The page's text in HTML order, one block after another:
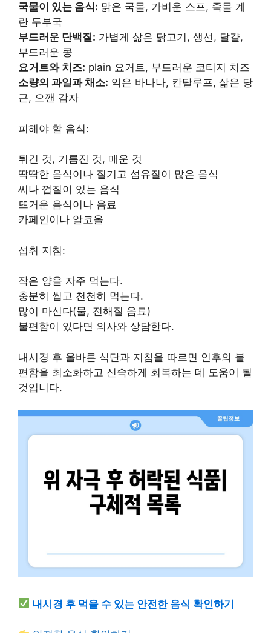
국물이 있는 음식: 맑은 국물, 가벼운 스프, 죽물 계
란 두부국
부드러운 단백질: 가볍게 삶은 닭고기, 생선, 달걀,
부드러운 콩
요거트와 치즈: plain 요거트, 부드러운 코티지 치즈
소량의 과일과 채소: 익은 바나나, 칸탈루프, 삶은 당
근, 으깬 감자
피해야 할 음식:
튀긴 것, 기름진 것, 매운 것
딱딱한 음식이나 질기고 섬유질이 많은 음식
씨나 껍질이 있는 음식
뜨거운 음식이나 음료
카페인이나 알코올
섭취 지침:
작은 양을 자주 먹는다.
충분히 씹고 천천히 먹는다.
많이 마신다(물, 전해질 음료)
불편함이 있다면 의사와 상담한다.
내시경 후 올바른 식단과 지침을 따르면 인후의 불
편함을 최소화하고 신속하게 회복하는 데 도움이 될
것입니다.
내시경 후 먹을 수 있는 안전한 음식 확인하기